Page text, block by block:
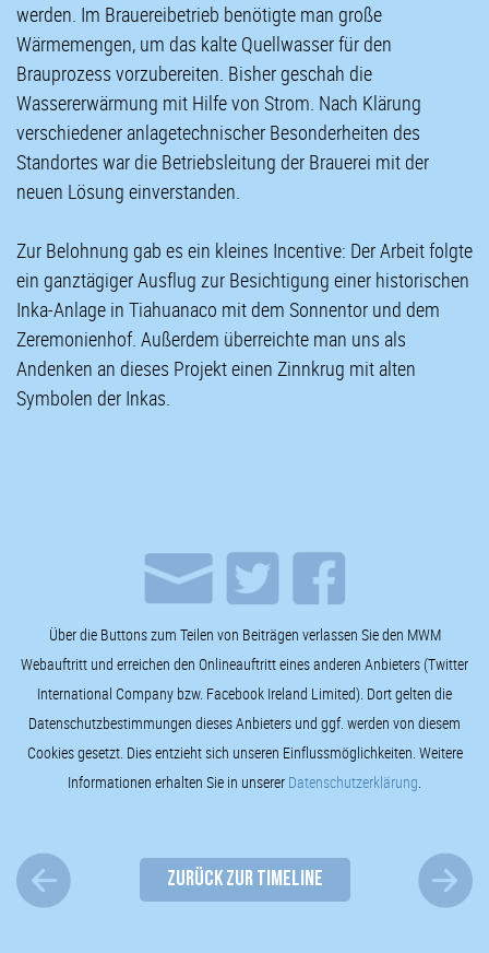
werden. Im Brauereibetrieb benötigte man große
Wärmemengen, um das kalte Quellwasser für den
Brauprozess vorzubereiten. Bisher geschah die
Wassererwärmung mit Hilfe von Strom. Nach Klärung
verschiedener anlagetechnischer Besonderheiten des
Standortes war die Betriebsleitung der Brauerei mit der
neuen Lösung einverstanden.
Zur Belohnung gab es ein kleines Incentive: Der Arbeit folgte
ein ganztägiger Ausflug zur Besichtigung einer historischen
Inka-Anlage in Tiahuanaco mit dem Sonnentor und dem
Zeremonienhof. Außerdem überreichte man uns als
Andenken an dieses Projekt einen Zinnkrug mit alten
Symbolen der Inkas.
Über die Buttons zum Teilen von Beiträgen verlassen Sie den MWM
Webauftritt und erreichen den Onlineauftritt eines anderen Anbieters (Twitter
International Company bzw. Facebook Ireland Limited). Dort gelten die
Datenschutzbestimmungen dieses Anbieters und ggf. werden von diesem
Cookies gesetzt. Dies entzieht sich unseren Einflussmöglichkeiten. Weitere
Informationen erhalten Sie in unserer Datenschutzerklärung.
ZURÜCK ZUR TIMELINE